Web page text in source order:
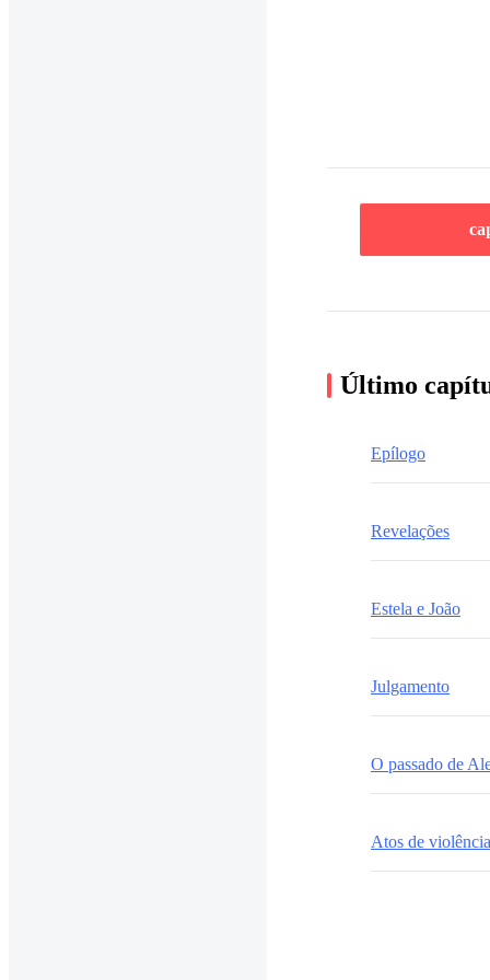
Último
Epílogo
Revelações
Estela e João
Julgamento
O passado de
Atos de violência